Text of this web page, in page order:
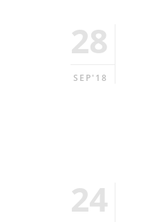
28
SEP'18
24